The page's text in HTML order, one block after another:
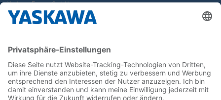
Yaskawa Europe GmbH
Karriere
Newsletter